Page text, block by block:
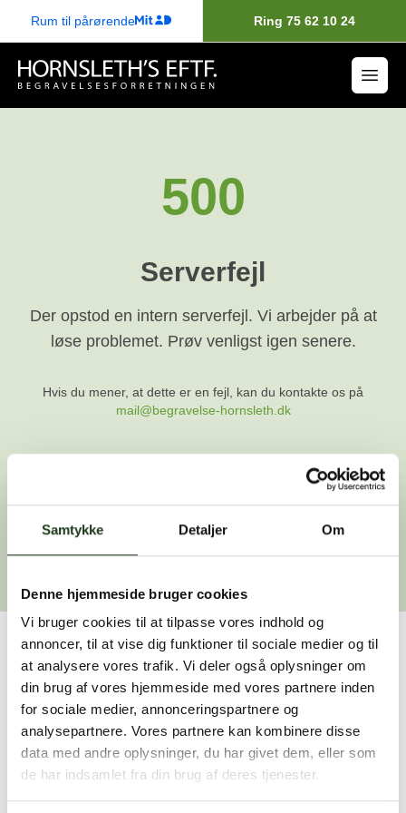
Samtykke Detaljer Om
Denne hjemmeside bruger cookies
Vi bruger cookies til at tilpasse vores indhold og
annoncer, til at vise dig funktioner til sociale medier og til
at analysere vores trafik. Vi deler også oplysninger om
din brug af vores hjemmeside med vores partnere inden
for sociale medier, annonceringspartnere og
analysepartnere. Vores partnere kan kombinere disse
data med andre oplysninger, du har givet dem, eller som
de har indsamlet fra din brug af deres tjenester.
Rum til pårørende Ring 75 62 10 24
500
Serverfejl
Der opstod en intern serverfejl. Vi arbejder på at
løse problemet. Prøv venligst igen senere.
Hvis du mener, at dette er en fejl, kan du kontakte os på
mail@begravelse-hornsleth.dk
Gå tilbage
Har du brug for hjælp?
Vi er her for at hjælpe dig. Du er velkommen til at kontakte
os, hvis du har spørgsmål eller brug for assistance.
59 45 10 14
Find nærmeste afdeling